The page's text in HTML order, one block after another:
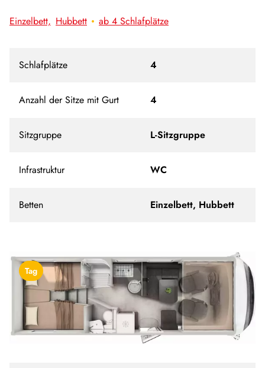
Einzelbett, Hubbett ab 4 Schlafplätze
Schlafplätze 4
Anzahl der Sitze mit Gurt 4
Sitzgruppe L-Sitzgruppe
Infrastruktur WC
Betten Einzelbett, Hubbett
Tag